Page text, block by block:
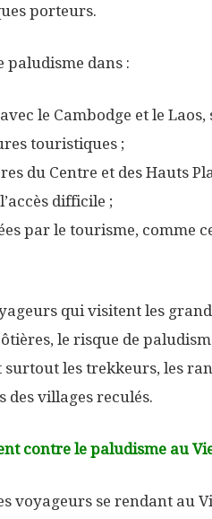
porteurs.
paludisme dans :
le Cambodge et le
touristiques ;
du Centre et des Hauts
difficile ;
par le tourisme, comme
qui visitent les
le risque de
surtout les trekkeurs, les
des villages reculés.
contre le paludisme au
voyageurs se rendant au